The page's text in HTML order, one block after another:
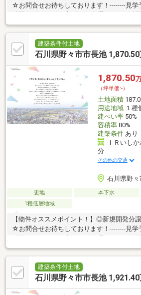
☆お問合せお待ちしております！--------見学
い合わせがスムーズに対応できます。お問
イヤル：0800ー816ー7141】
建築条件付土地
石川県野々市市長池 1,870.50
1,870.50
（坪単価:-）
土地面積
用途地域１種
建ぺい率50%
容積率80%
建築条件あり
ＩＲいし
分
その他の交通
石川県野
更地 本下水
1種低層地域
【物件オススメポイント！】◎新規開発分
☆お問合せお待ちしております！--------見学
い合わせがスムーズに対応できます。お問
イヤル：0800ー816ー7141】
建築条件付土地
石川県野々市市長池 1,921.40